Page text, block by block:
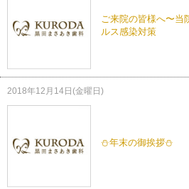
ご来院の皆様へ〜当
ルス感染対策
2018年12月14日(金曜日)
⛄️年末の御挨拶⛄️